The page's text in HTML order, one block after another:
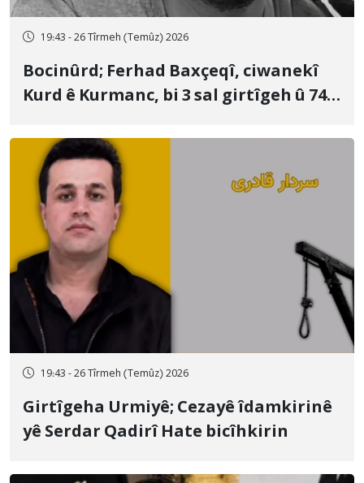
19:43 - 26 Tîrmeh (Temûz) 2026
Bocinûrd; Ferhad Baxçeqî, ciwanekî
Kurd ê Kurmanc, bi 3 sal girtîgeh û 74
19:43 - 26 Tîrmeh (Temûz) 2026
Girtîgeha Urmiyê; Cezayê îdamkirinê
yê Serdar Qadirî Hate bicîhkirin